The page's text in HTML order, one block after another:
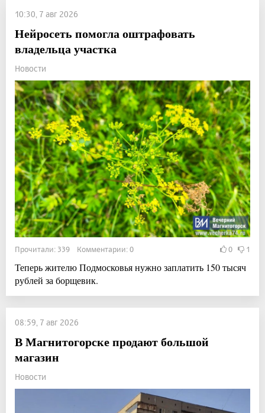
10:30, 7 авг 2026
Нейросеть помогла оштрафовать
владельца участка
Новости
Прочитали: 339 Комментарии: 0 0 1
Теперь жителю Подмосковья нужно заплатить 150 тысяч
рублей за борщевик.
08:59, 7 авг 2026
В Магнитогорске продают большой
магазин
Новости